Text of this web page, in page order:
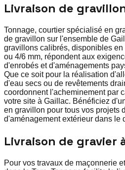
Livraison de
Tonnage, courtier spécialisé en
de gravillon sur l'ensemble de
gravillons calibrés, disponibles
ou 4/6 mm, répondent aux
d'enrobés et d'aménagements
Que ce soit pour la réalisation
d'eau secs ou de revêtements
coordonnent l'acheminement par
votre site à Gaillac. Bénéficiez
en gravillon pour tous vos projets
d'aménagement extérieur dans le
Livraison de gravier
Pour vos travaux de maçonnerie